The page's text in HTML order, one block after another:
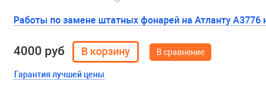
Работы по замене штатных фонарей на Атланту А3776
4000 руб
Гарантия лучшей цены
В сравнение